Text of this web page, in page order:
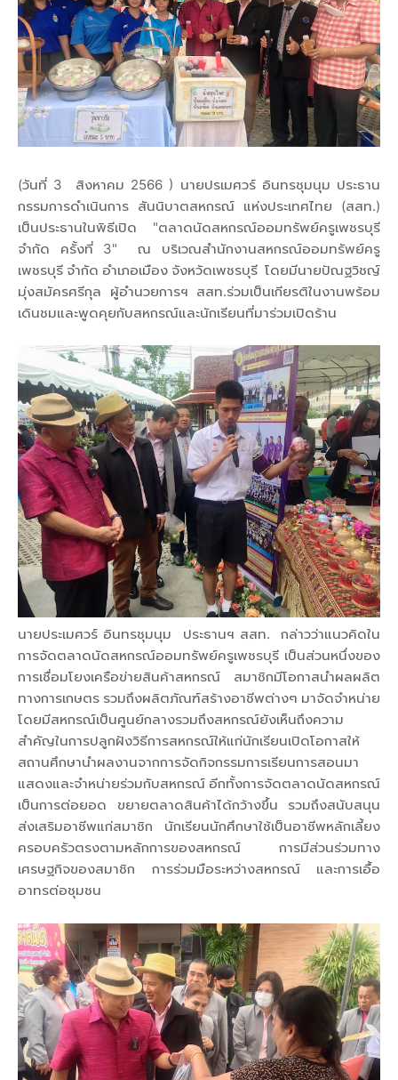
(วันที่ 3 สิงหาคม 2566 ) นายปรเมศวร์ อินทรชุมนุม ประธาน
กรรมการดำเนินการ สันนิบาตสหกรณ์ แห่งประเทศไทย (สสท.)
เป็นประธานในพิธีเปิด "ตลาดนัดสหกรณ์ออมทรัพย์ครูเพชรบุรี
จำกัด ครั้งที่ 3" ณ บริเวณสำนักงานสหกรณ์ออมทรัพย์ครู
เพชรบุรี จำกัด อำเภอเมือง จังหวัดเพชรบุรี โดยมีนายปัณฐวิชญ์
มุ่งสมัครศรีกุล ผู้อำนวยการฯ สสท.ร่วมเป็นเกียรติในงานพร้อม
เดินชมและพูดคุยกับสหกรณ์และนักเรียนที่มาร่วมเปิดร้าน
นายประเมศวร์ อินทรชุมนุม ประธานฯ สสท. กล่าวว่าแนวคิดใน
การจัดตลาดนัดสหกรณ์ออมทรัพย์ครูเพชรบุรี เป็นส่วนหนึ่งของ
การเชื่อมโยงเครือข่ายสินค้าสหกรณ์ สมาชิกมีโอกาสนำผลผลิต
ทางการเกษตร รวมถึงผลิตภัณฑ์สร้างอาชีพต่างๆ มาจัดจำหน่าย
โดยมีสหกรณ์เป็นศูนย์กลางรวมถึงสหกรณ์ยังเห็นถึงความ
สำคัญในการปลูกฝังวิธีการสหกรณ์ให้แก่นักเรียนเปิดโอกาสให้
สถานศึกษานำผลงานจากการจัดกิจกรรมการเรียนการสอนมา
แสดงและจำหน่ายร่วมกับสหกรณ์ อีกทั้งการจัดตลาดนัดสหกรณ์
เป็นการต่อยอด ขยายตลาดสินค้าได้กว้างขึ้น รวมถึงสนับสนุน
ส่งเสริมอาชีพแก่สมาชิก นักเรียนนักศึกษาใช้เป็นอาชีพหลักเลี้ยง
ครอบครัวตรงตามหลักการของสหกรณ์ การมีส่วนร่วมทาง
เศรษฐกิจของสมาชิก การร่วมมือระหว่างสหกรณ์ และการเอื้อ
อาทรต่อชุมชน